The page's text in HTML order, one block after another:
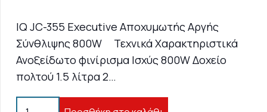
IQ JC-355 Executive Αποχυμωτής Αργής
Σύνθλιψης 800W Τεχνικά Χαρακτηριστικά
Ανοξείδωτο φινίρισμα Ισχύς 800W Δοχείο
πολτού 1.5 λίτρα 2…